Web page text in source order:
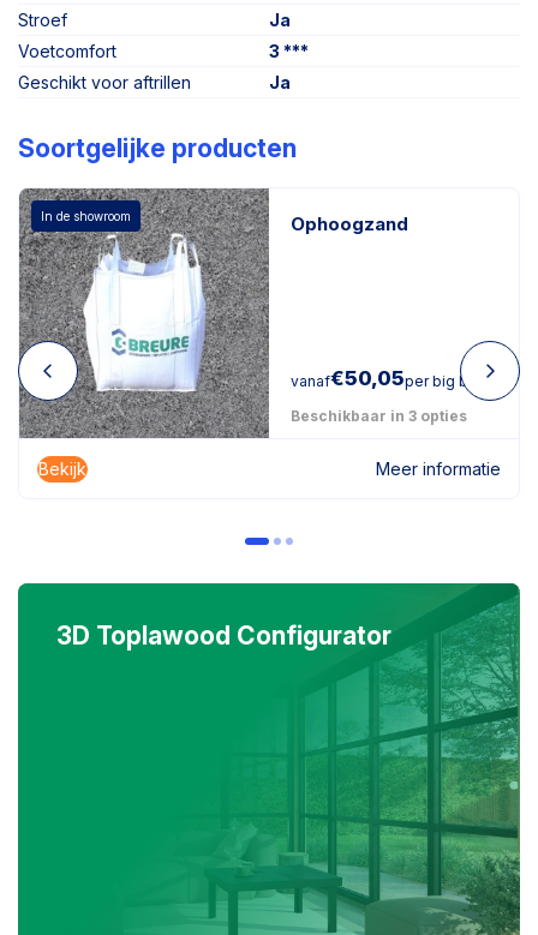
Stroef
Ja
Voetcomfort
3 ***
Geschikt voor aftrillen
Ja
Soortgelijke producten
In de showroom Ophoogzand
vanaf€50,05per big bag
Beschikbaar in 3 opties
Bekijk Meer informatie
3D Toplawood Configurator